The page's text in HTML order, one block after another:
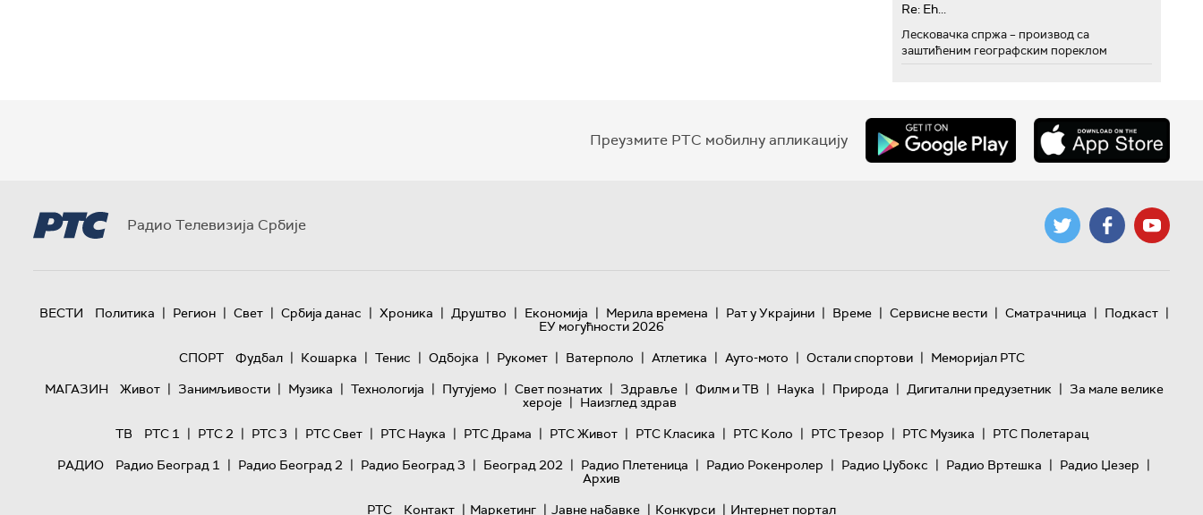
Re: Eh...
Лесковачка спржа – производ са
заштићеним географским пореклом
Преузмите РТС мобилну апликацију
Радио Телевизија Србије
ВЕСТИ Политика | Регион | Свет | Србија данас | Хроника | Друштво | Економија | Мерила времена | Рат у Украјини | Време | Сервисне вести | Сматрачница | Подкаст |
ЕУ могућности 2026
СПОРТ
Фудбал | Кошарка | Тенис | Одбојка | Рукомет | Ватерполо | Атлетика | Ауто-мото | Остали спортови | Меморијал РТС
МАГАЗИН
Живот | Занимљивости | Музика | Технологијa | Путујемо | Свет познатих | Здравље | Филм и ТВ | Наука | Природа | Дигитални предузетник | За мале велике
хероје | Наизглед здрав
ТВ
РТС 1 | РТС 2 | РТС 3 | РТС Свет | РТС Наука | РТС Драма | РТС Живот | РТС Класика | РТС Коло | РТС Трезор | РТС Музика | РТС Полетарац
РАДИО
Радио Београд 1 | Радио Београд 2 | Радио Београд 3 | Београд 202 | Радио Плетеница | Радио Рокенролер | Радио Џубокс | Радио Вртешка | Радио Џезер |
Архив
РТС
Контакт | Маркетинг | Јавне набавке | Конкурси | Интернет портал